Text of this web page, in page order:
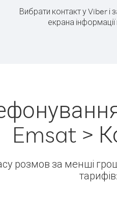
Вибрати контакт у Viber і
екрана
Emsat >
розмов за менші